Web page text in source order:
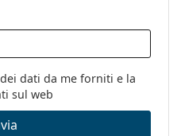
dei dati da me forniti e la
sul web